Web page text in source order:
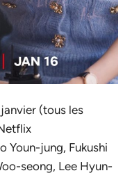
(tous les
Youn-jung, Fukushi
seong, Lee Hyun-